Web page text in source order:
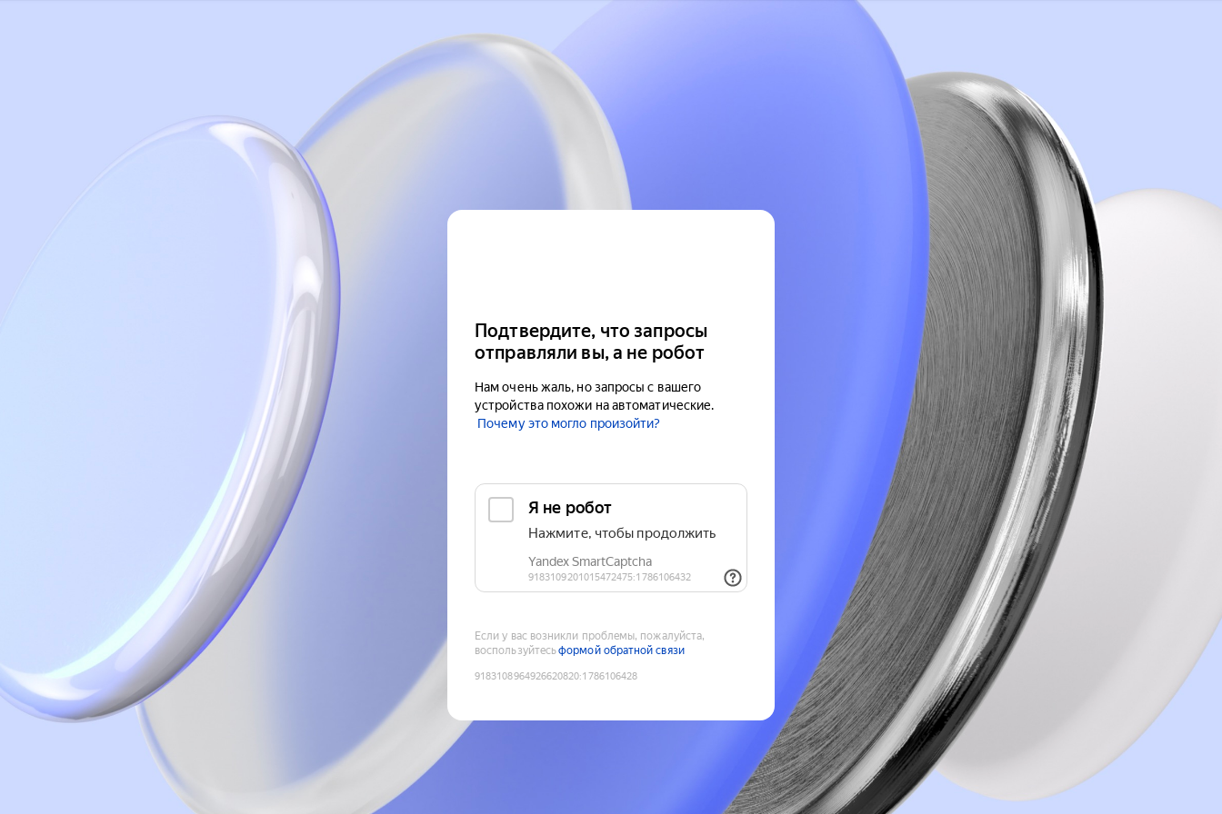
Подтвердите, что запросы
отправляли вы, а не робот
Нам очень жаль, но запросы с вашего
устройства похожи на автоматические.
Почему это могло произойти?
Если у вас возникли проблемы, пожалуйста,
воспользуйтесьформой обратной связи
9183108964926620820:1786106428